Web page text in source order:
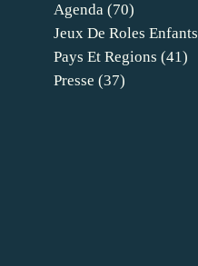
Agenda (70)
Jeux De Roles Enfants
Pays Et Regions (41)
Presse (37)